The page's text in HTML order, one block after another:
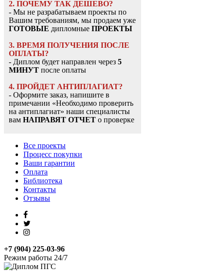
2. ПОЧЕМУ ТАК ДЕШЕВО?
- Мы не разрабатываем проекты по
Вашим требованиям, мы продаем уже
ГОТОВЫЕ дипломные ПРОЕКТЫ
3. ВРЕМЯ ПОЛУЧЕНИЯ ПОСЛЕ
ОПЛАТЫ?
- Диплом будет направлен через 5
МИНУТ после оплаты
4. ПРОЙДЕТ АНТИПЛАГИАТ?
- Оформите заказ, напишите в
примечании «Необходимо проверить
на антиплагиат» наши специалисты
вам НАПРАВЯТ ОТЧЕТ о проверке
Все проекты
Процесс покупки
Ваши гарантии
Оплата
Библиотека
Контакты
Отзывы
+7 (904) 225-03-96
Режим работы 24/7